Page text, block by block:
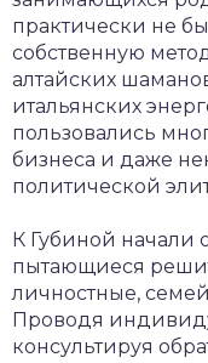
практически не
собственную
алтайских
итальянских
пользовались
бизнеса и даже
политической
К Губиной начали
пытающиеся
личностные,
Проводя
консультируя